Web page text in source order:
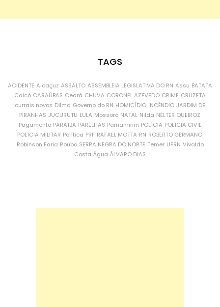
TAGS
ACIDENTE Alcaçuz ASSALTO ASSEMBLEIA LEGISLATIVA DO RN Assu BATATA
Caicó CARAÚBAS Ceará CHUVA CORONEL AZEVEDO CRIME CRUZETA
currais novos Dilma Governo do RN HOMICÍDIO INCÊNDIO JARDIM DE
PIRANHAS JUCURUTU LULA Mossoró NATAL Nilda NÉLTER QUEIROZ
Pagamento PARAÍBA PARELHAS Parnamirim POLÍCIA POLÍCIA CIVIL
POLÍCIA MILITAR Política PRF RAFAEL MOTTA RN ROBERTO GERMANO
Robinson Faria Roubo SERRA NEGRA DO NORTE Temer UFRN Vivaldo
Costa Água ÁLVARO DIAS